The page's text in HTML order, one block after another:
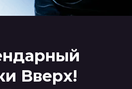
Вверх!